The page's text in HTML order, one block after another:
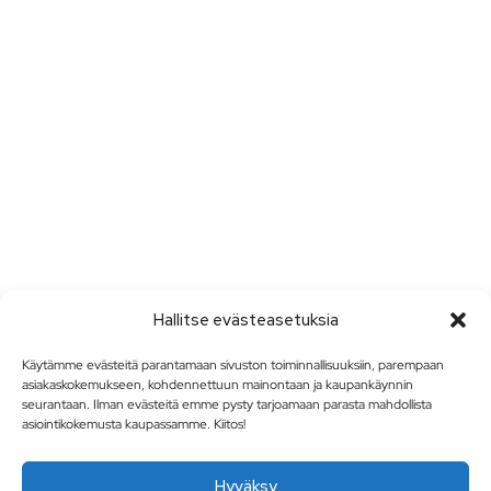
Hallitse evästeasetuksia
Käytämme evästeitä parantamaan sivuston toiminnallisuuksiin, parempaan
asiakaskokemukseen, kohdennettuun mainontaan ja kaupankäynnin
seurantaan. Ilman evästeitä emme pysty tarjoamaan parasta mahdollista
asiointikokemusta kaupassamme. Kiitos!
Hyväksy